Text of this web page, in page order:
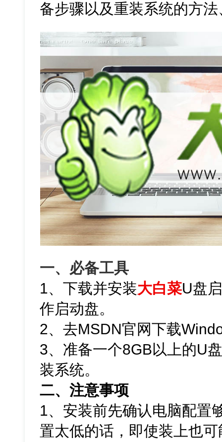
备步骤以及重装系统的方法
一、必备工具
1、下载并安装大白菜U盘
作启动盘。
2、去MSDN官网下载
3、准备一个8GB以上的U
装系统。
二、注意事项
1、安装前先确认电脑配置
置太低的话，即使装上也